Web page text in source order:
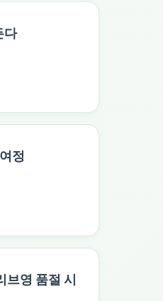
다
정
영 품절 시